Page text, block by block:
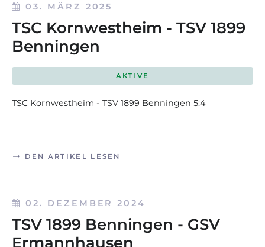
03. MÄRZ 2025
TSC Kornwestheim - TSV 1899
Benningen
AKTIVE
TSC Kornwestheim - TSV 1899 Benningen 5:4
DEN ARTIKEL LESEN
02. DEZEMBER 2024
TSV 1899 Benningen - GSV
Ermannhausen